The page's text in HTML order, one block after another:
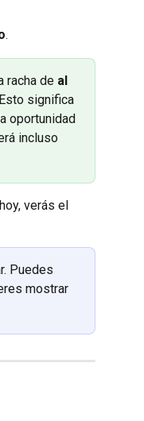
.
racha de al
significa
oportunidad
incluso
verás el
Puedes
mostrar